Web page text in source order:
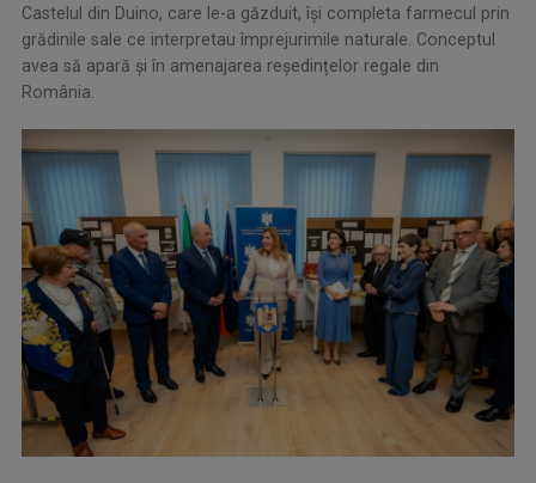
Castelul din Duino, care le-a găzduit, își completa farmecul prin
grădinile sale ce interpretau împrejurimile naturale. Conceptul
avea să apară și în amenajarea reședințelor regale din
România.